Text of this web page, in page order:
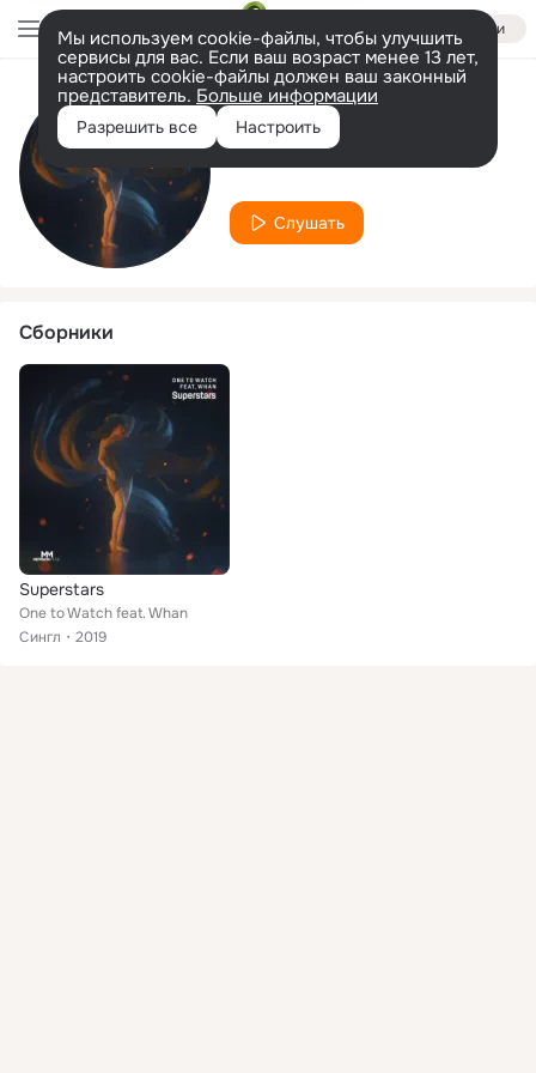
Войти
Мы используем cookie-файлы, чтобы улучшить
сервисы для вас. Если ваш возраст менее 13 лет,
настроить cookie-файлы должен ваш законный
представитель. Больше информации
Разрешить все Настроить
Исполнитель
One to Watch
Слушать
Сборники
Superstars
One to Watch feat. Whan
Сингл
2019